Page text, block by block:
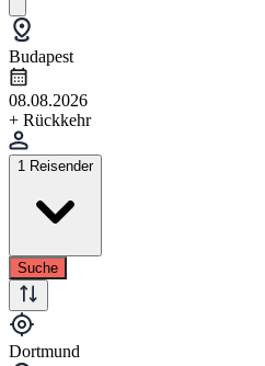
Budapest
08.08.2026
+ Rückkehr
1 Reisender
Suche
Dortmund